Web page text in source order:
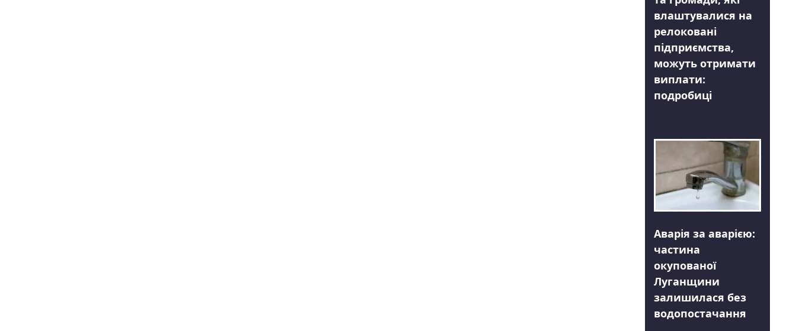
влаштувалися на
релоковані
підприємства,
можуть отримати
виплати:
подробиці
Аварія за аварією:
частина
окупованої
Луганщини
залишилася без
водопостачання